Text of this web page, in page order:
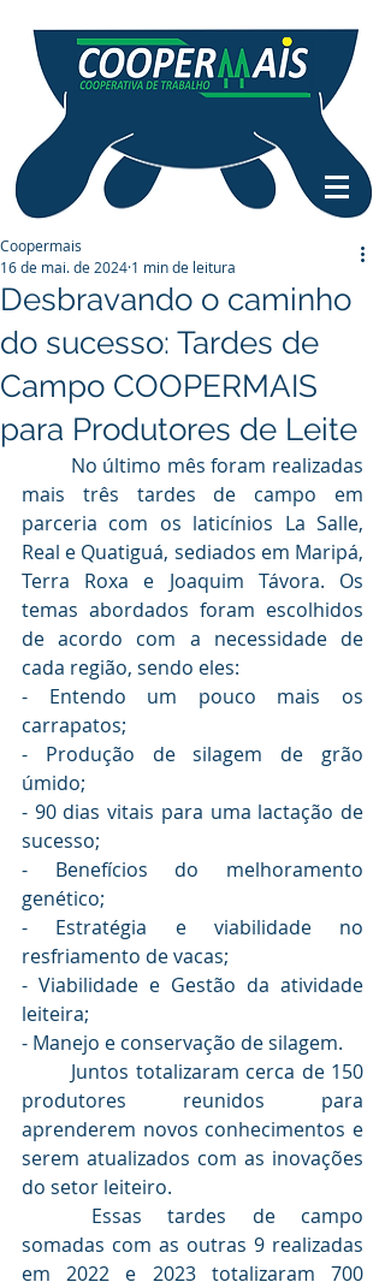
Desbravando o caminho
do sucesso: Tardes de
Campo COOPERMAIS
para Produtores de Leite
Coopermais
16 de mai. de 2024 1 min de leitura
mais três tardes de campo em
parceria com os laticínios La Salle,
Real e Quatiguá, sediados em Maripá,
Terra Roxa e Joaquim Távora. Os
temas abordados foram escolhidos
de acordo com a necessidade de
cada região, sendo eles:
- Entendo um pouco mais os
carrapatos;
- Produção de silagem de grão
úmido;
- 90 dias vitais para uma lactação de
sucesso;
- Benefícios do melhoramento
genético;
- Estratégia e viabilidade no
resfriamento de vacas;
- Viabilidade e Gestão da atividade
leiteira;
- Manejo e conservação de silagem.
produtores reunidos para
aprenderem novos conhecimentos e
serem atualizados com as inovações
do setor leiteiro.
somadas com as outras 9 realizadas
em 2022 e 2023 totalizaram 700